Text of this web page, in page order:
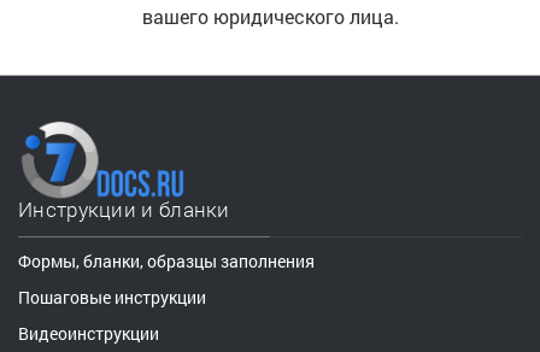
вашего юридического лица.
Инструкции и бланки
Формы, бланки, образцы заполнения
Пошаговые инструкции
Видеоинструкции